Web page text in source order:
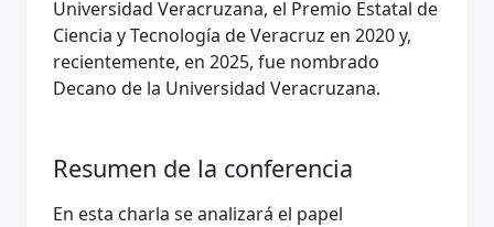
Universidad Veracruzana, el Premio Estatal de
Ciencia y Tecnología de Veracruz en 2020 y,
recientemente, en 2025, fue nombrado
Decano de la Universidad Veracruzana.
Resumen de la conferencia
En esta charla se analizará el papel